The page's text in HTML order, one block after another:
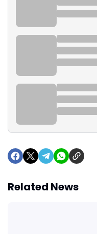
Related News